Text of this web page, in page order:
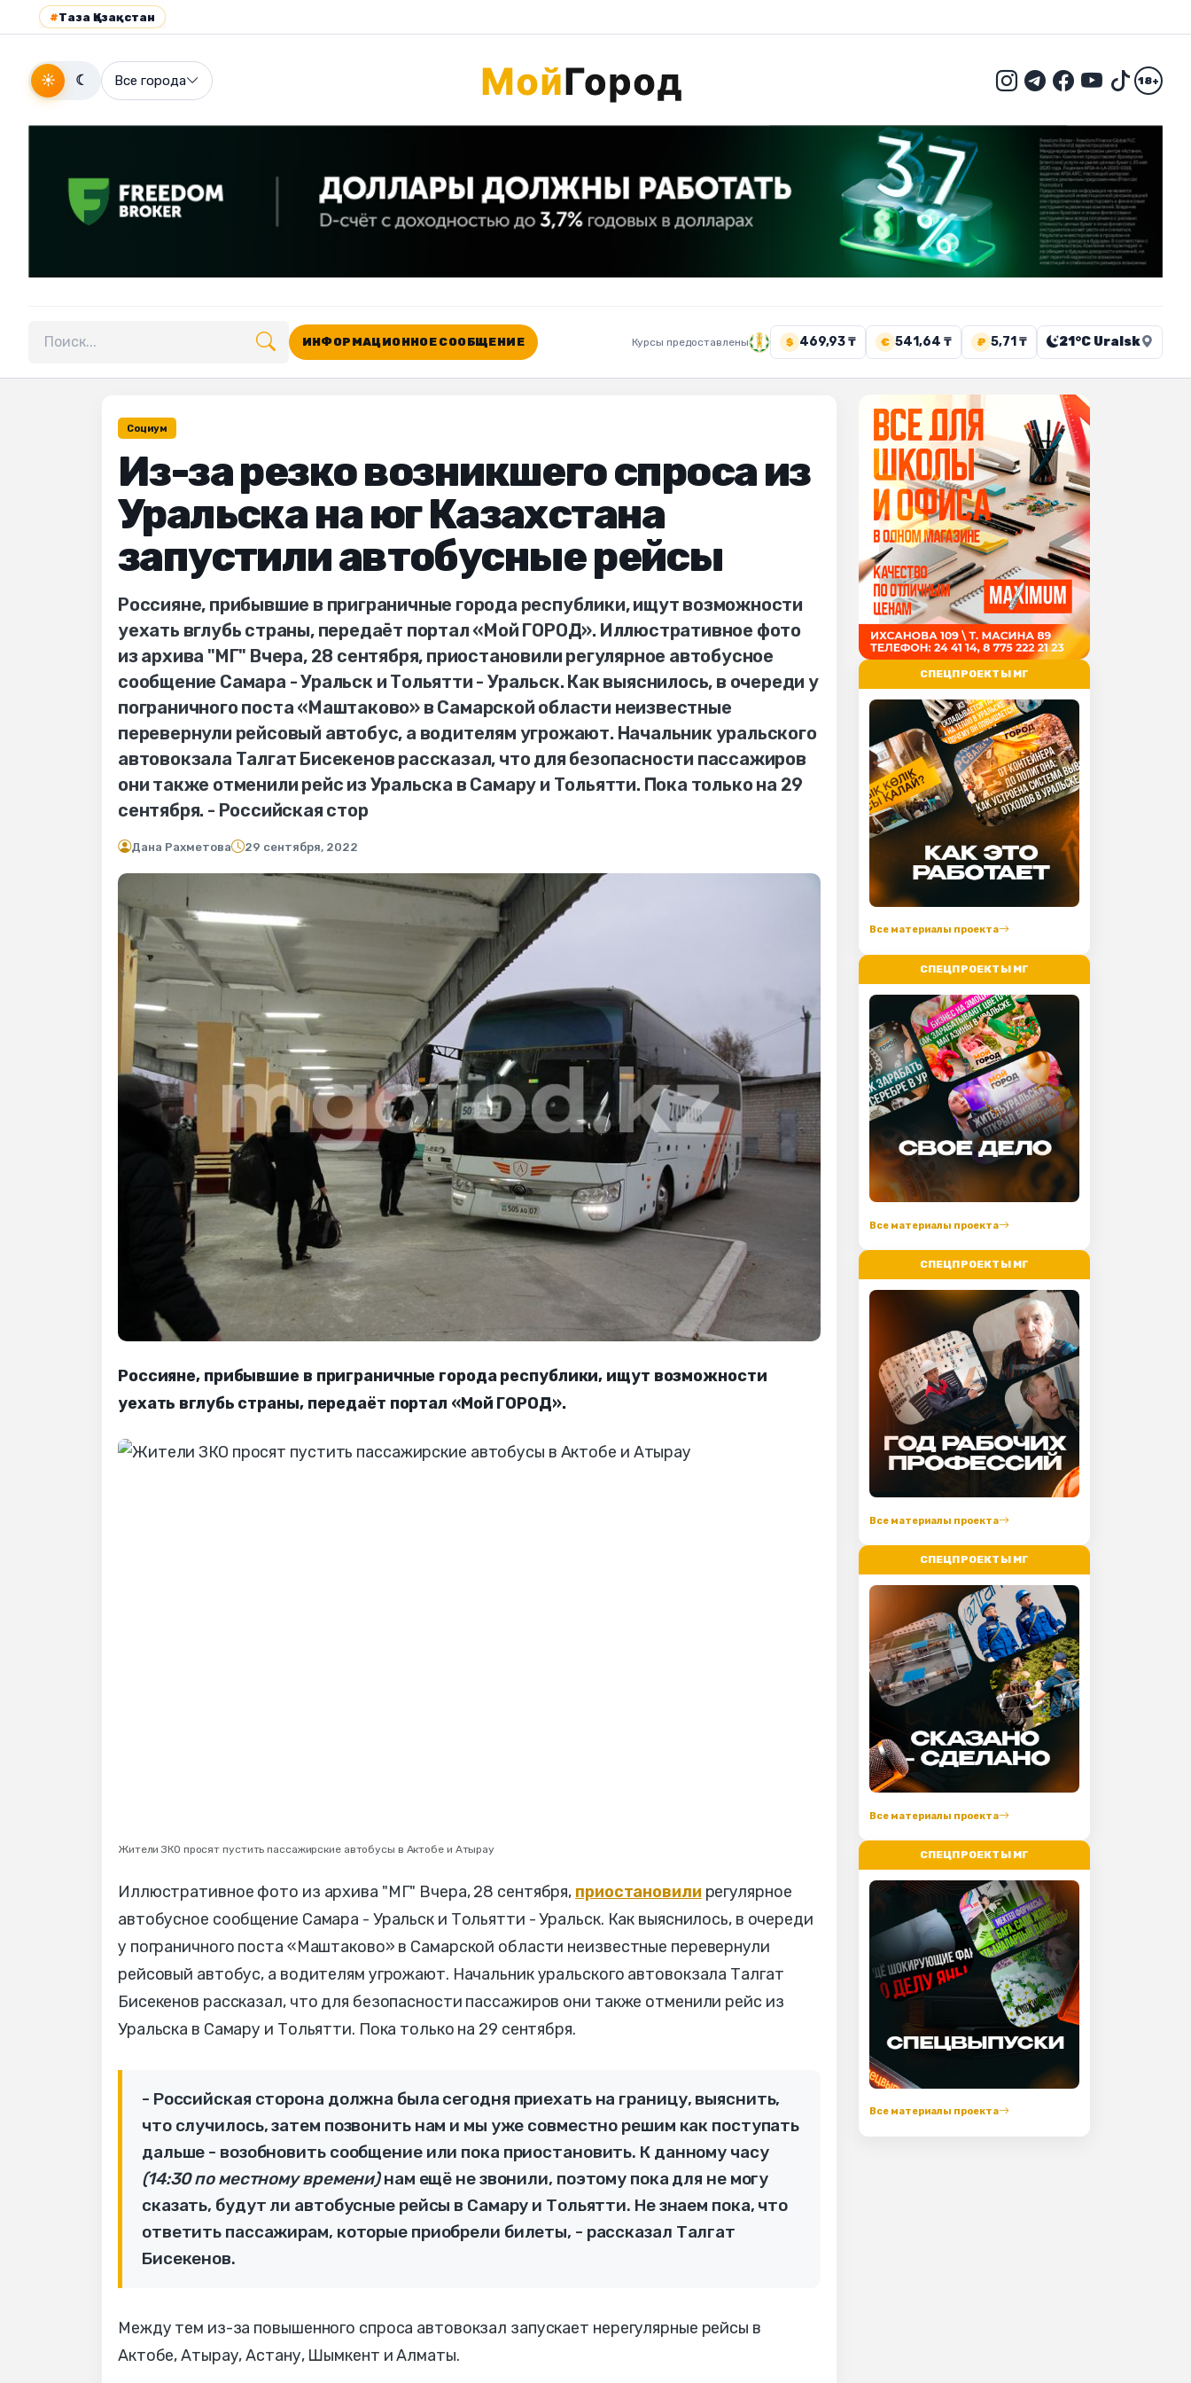
#Таза Қазақстан
☀ ☾ Все города 18+
Поиск по сайту
ИНФОРМАЦИОННОЕ СООБЩЕНИЕ Курсы предоставлены $ 469,93 ₸ € 541,64 ₸ ₽ 5,71 ₸ 21°C Uralsk
Социум
Из-за резко возникшего спроса из
Уральска на юг Казахстана
запустили автобусные рейсы
Россияне, прибывшие в приграничные города республики, ищут возможности
уехать вглубь страны, передаёт портал «Мой ГОРОД». Иллюстративное фото
из архива "МГ" Вчера, 28 сентября, приостановили регулярное автобусное
сообщение Самара - Уральск и Тольятти - Уральск. Как выяснилось, в очереди у
пограничного поста «Маштаково» в Самарской области неизвестные
перевернули рейсовый автобус, а водителям угрожают. Начальник уральского
автовокзала Талгат Бисекенов рассказал, что для безопасности пассажиров
они также отменили рейс из Уральска в Самару и Тольятти. Пока только на 29
сентября. - Российская стор
Дана Рахметова 29 сентября, 2022
Россияне, прибывшие в приграничные города республики, ищут возможности
уехать вглубь страны, передаёт портал «Мой ГОРОД».
Жители ЗКО просят пустить пассажирские автобусы в Актобе и Атырау
Иллюстративное фото из архива "МГ" Вчера, 28 сентября, приостановили регулярное
автобусное сообщение Самара - Уральск и Тольятти - Уральск. Как выяснилось, в очереди
у пограничного поста «Маштаково» в Самарской области неизвестные перевернули
рейсовый автобус, а водителям угрожают. Начальник уральского автовокзала Талгат
Бисекенов рассказал, что для безопасности пассажиров они также отменили рейс из
Уральска в Самару и Тольятти. Пока только на 29 сентября.
- Российская сторона должна была сегодня приехать на границу, выяснить,
что случилось, затем позвонить нам и мы уже совместно решим как поступать
дальше - возобновить сообщение или пока приостановить. К данному часу
(14:30 по местному времени)нам ещё не звонили, поэтому пока для не могу
сказать, будут ли автобусные рейсы в Самару и Тольятти. Не знаем пока, что
ответить пассажирам, которые приобрели билеты, - рассказал Талгат
Бисекенов.
Между тем из-за повышенного спроса автовокзал запускает нерегулярные рейсы в
Актобе, Атырау, Астану, Шымкент и Алматы.
СПЕЦПРОЕКТЫ МГ
Все материалы проекта
СПЕЦПРОЕКТЫ МГ
Все материалы проекта
СПЕЦПРОЕКТЫ МГ
Все материалы проекта
СПЕЦПРОЕКТЫ МГ
Все материалы проекта
СПЕЦПРОЕКТЫ МГ
Все материалы проекта